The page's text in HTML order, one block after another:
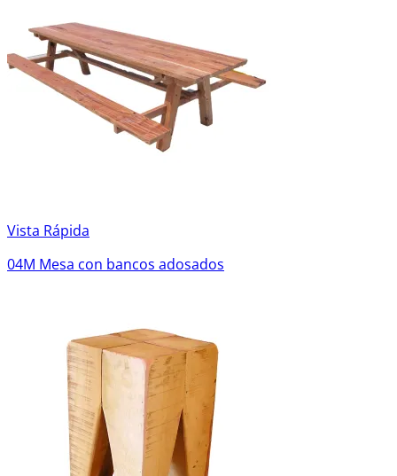
Vista Rápida
04M Mesa con bancos adosados